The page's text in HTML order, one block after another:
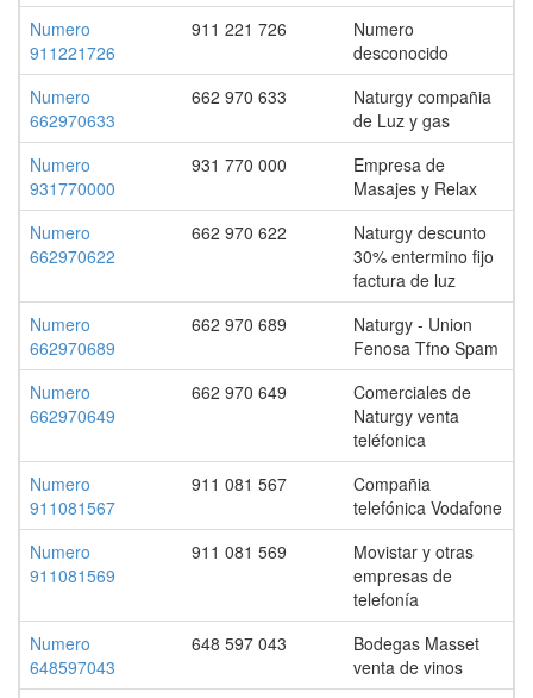
Numero
911221726
911 221 726
Numero
desconocido
Numero
662970633
662 970 633
Naturgy compañia
de Luz y gas
Numero
931770000
931 770 000
Empresa de
Masajes y Relax
Numero
662970622
662 970 622
Naturgy descunto
30% entermino fijo
factura de luz
Numero
662970689
662 970 689
Naturgy - Union
Fenosa Tfno Spam
Numero
662970649
662 970 649
Comerciales de
Naturgy venta
teléfonica
Numero
911081567
911 081 567
Compañia
telefónica Vodafone
Numero
911081569
911 081 569
Movistar y otras
empresas de
telefonía
Numero
648597043
648 597 043
Bodegas Masset
venta de vinos